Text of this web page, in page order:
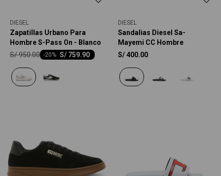
DIESEL
Zapatillas Urbano Para
Hombre S-Pass On - Blanco
S/ 759.90
-20
S/950.00
DIESEL
Sandalias Diesel Sa-
Mayemi CC Hombre
S/ 400.00